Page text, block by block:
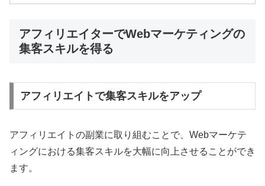
アフィリエイターでWebマーケティングの
集客スキルを得る
アフィリエイトで集客スキルをアップ
アフィリエイトの副業に取り組むことで、Webマーケテ
ィングにおける集客スキルを大幅に向上させることができ
ます。